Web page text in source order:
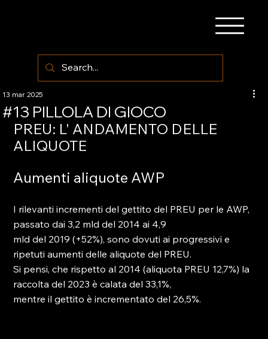
#13 PILLOLA DI GIOCO
13 mar 2025
PREU: L' ANDAMENTO DELLE
ALIQUOTE
Aumenti aliquote AWP
I rilevanti incrementi del gettito del PREU per le AWP,
passato dai 3,2 mld del 2014 ai 4,9
mld del 2019 (+52%), sono dovuti ai progressivi e
ripetuti aumenti delle aliquote del PREU.
Si pensi, che rispetto al 2014 (aliquota PREU 12,7%) la
raccolta del 2023 è calata del 33,1%,
mentre il gettito è incrementato del 26,5%.